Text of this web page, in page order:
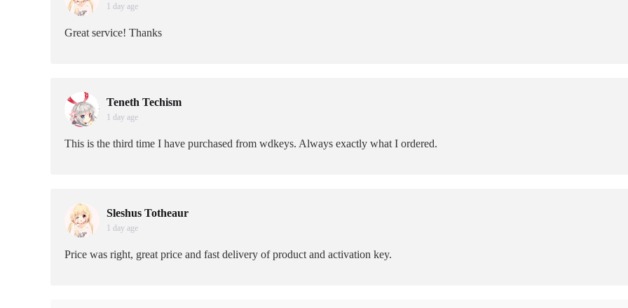
1 day age
Great service! Thanks
Teneth Techism
1 day age
This is the third time I have purchased from wdkeys. Always exactly what I ordered.
Sleshus Totheaur
1 day age
Price was right, great price and fast delivery of product and activation key.